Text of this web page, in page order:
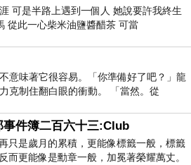
可是半路上遇到一個人 她說要許我終生
從此一心柴米油鹽醬醋茶 可當
意味著它很容易。「你準備好了吧？」龍
克制住翻白眼的衝動。 「當然。從
事件簿二百六十三:Club
只是歲月的累積，更能像標籤一般，標籤
而更能像是勳章一般，加冕著榮耀萬丈。